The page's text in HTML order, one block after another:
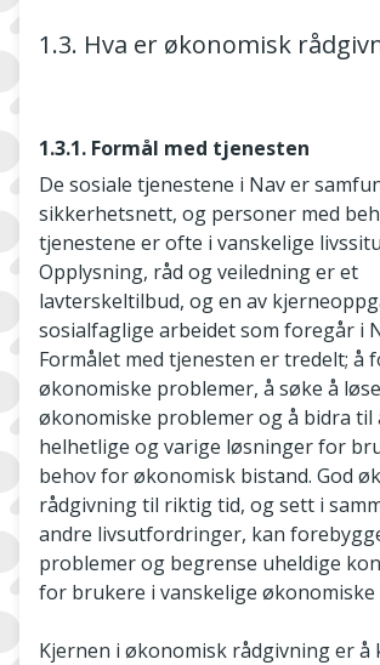
1.3. Hva er økonomisk
1.3.1. Formål med tjenesten
De sosiale tjenestene i Nav er
sikkerhetsnett, og personer med
tjenestene er ofte i vanskelige
Opplysning, råd og veiledning er et
lavterskeltilbud, og en av
sosialfaglige arbeidet som foregår i
Formålet med tjenesten er tredelt; å
økonomiske problemer, å søke å
økonomiske problemer og å bidra til
helhetlige og varige løsninger for
behov for økonomisk bistand. God
rådgivning til riktig tid, og sett i
andre livsutfordringer, kan
problemer og begrense uheldige
for brukere i vanskelige økonomiske
Kjernen i økonomisk rådgivning er å